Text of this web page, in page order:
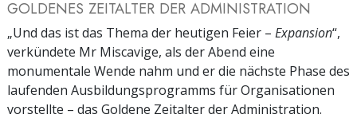
GOLDENES ZEITALTER DER ADMINISTRATION
„Und das ist das Thema der heutigen Feier – Expansion“,
verkündete Mr Miscavige, als der Abend eine
monumentale Wende nahm und er die nächste Phase des
laufenden Ausbildungsprogramms für Organisationen
vorstellte – das Goldene Zeitalter der Administration.